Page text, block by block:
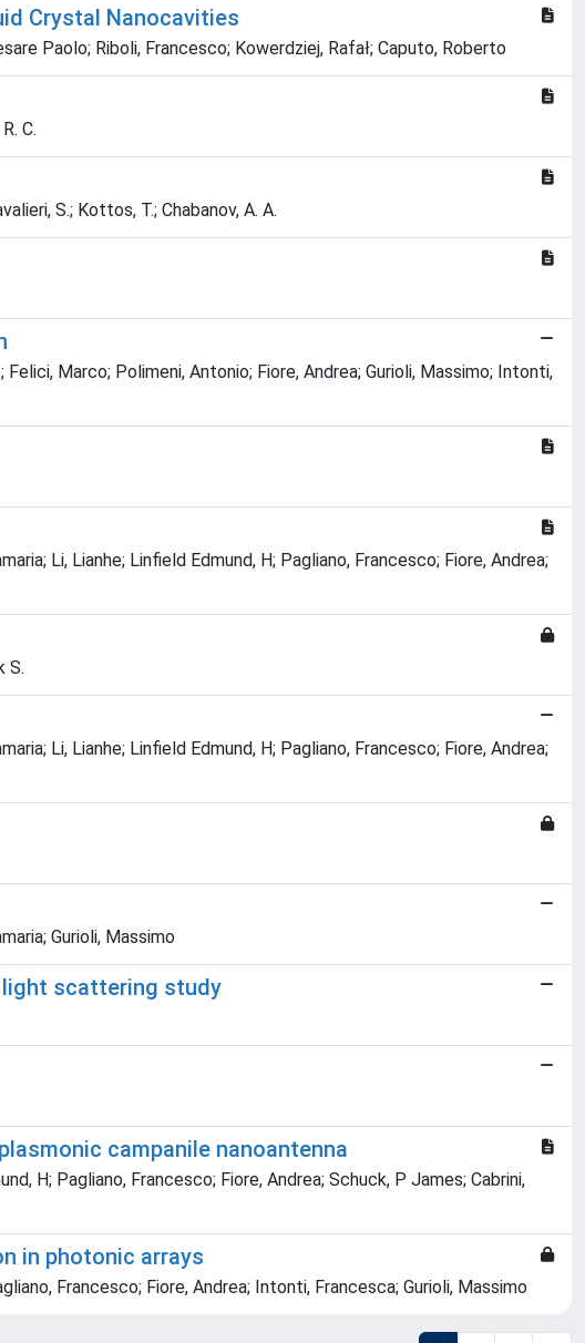
Crystal Nanocavities
Paolo; Riboli, Francesco; Kowerdziej, Rafał; Caputo, Roberto
C.
S.; Kottos, T.; Chabanov, A. A.
Marco; Polimeni, Antonio; Fiore, Andrea; Gurioli, Massimo; Intonti,
Li, Lianhe; Linfield Edmund, H; Pagliano, Francesco; Fiore, Andrea;
S.
Li, Lianhe; Linfield Edmund, H; Pagliano, Francesco; Fiore, Andrea;
Gurioli, Massimo
light scattering study
campanile nanoantenna
H; Pagliano, Francesco; Fiore, Andrea; Schuck, P James; Cabrini,
in photonic arrays
Francesco; Fiore, Andrea; Intonti, Francesca; Gurioli, Massimo